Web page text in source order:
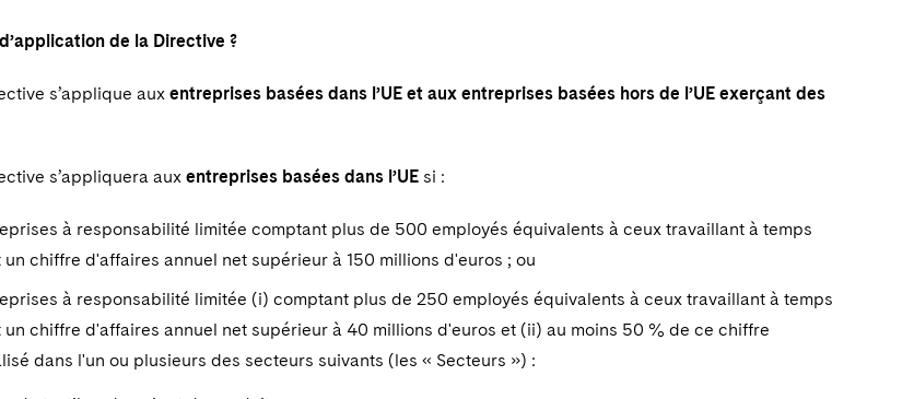
de la Directive ?
s’applique aux entreprises basées dans l’UE et aux entreprises basées hors de l’UE exerçant des
s’appliquera aux entreprises basées dans l’UE si :
à responsabilité limitée comptant plus de 500 employés équivalents à ceux travaillant à temps
chiffre d'affaires annuel net supérieur à 150 millions d'euros ; ou
à responsabilité limitée (i) comptant plus de 250 employés équivalents à ceux travaillant à temps
chiffre d'affaires annuel net supérieur à 40 millions d'euros et (ii) au moins 50 % de ce chiffre
dans l'un ou plusieurs des secteurs suivants (les « Secteurs ») :